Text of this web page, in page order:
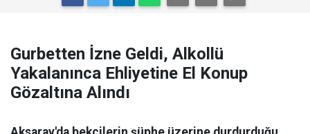
Gurbetten İzne Geldi, Alkollü
Yakalanınca Ehliyetine El Konup
Gözaltına Alındı